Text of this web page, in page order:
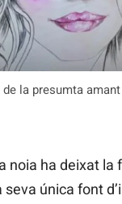
la presumta amant
noia ha deixat la
única font